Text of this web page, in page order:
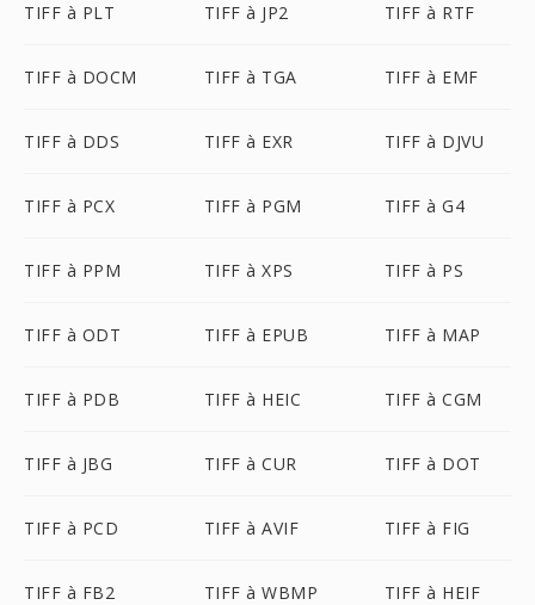
TIFF à PLT TIFF à JP2 TIFF à RTF
TIFF à DOCM TIFF à TGA TIFF à EMF
TIFF à DDS TIFF à EXR TIFF à DJVU
TIFF à PCX TIFF à PGM TIFF à G4
TIFF à PPM TIFF à XPS TIFF à PS
TIFF à ODT TIFF à EPUB TIFF à MAP
TIFF à PDB TIFF à HEIC TIFF à CGM
TIFF à JBG TIFF à CUR TIFF à DOT
TIFF à PCD TIFF à AVIF TIFF à FIG
TIFF à FB2 TIFF à WBMP TIFF à HEIF